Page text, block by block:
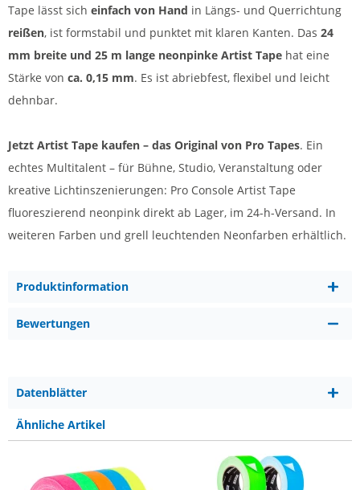
Tape lässt sich einfach von Hand in Längs- und Querrichtung
reißen, ist formstabil und punktet mit klaren Kanten. Das 24
mm breite und 25 m lange neonpinke Artist Tape hat eine
Stärke von ca. 0,15 mm. Es ist abriebfest, flexibel und leicht
dehnbar.
Jetzt Artist Tape kaufen – das Original von Pro Tapes. Ein
echtes Multitalent – für Bühne, Studio, Veranstaltung oder
kreative Lichtinszenierungen: Pro Console Artist Tape
fluoreszierend neonpink direkt ab Lager, im 24-h-Versand. In
weiteren Farben und grell leuchtenden Neonfarben erhältlich.
Produktinformation
Bewertungen
Datenblätter
Ähnliche Artikel